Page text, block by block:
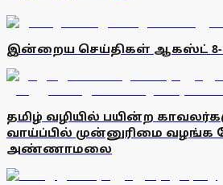
இன்றைய செய்திகள் ஆகஸ்ட் 8-
தமிழ் வழியில் பயின்ற
வாய்ப்பில் முன்னுரிமை வழங்க
அண்ணாமலை